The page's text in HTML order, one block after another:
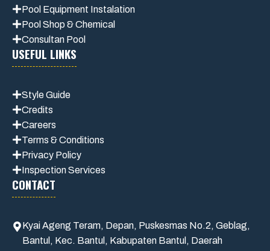
Pool Equipment Instalation
Pool Shop & Chemical
Consultan Pool
USEFUL LINKS
Style Guide
Credits
Careers
Terms & Conditions
Privacy Policy
Inspection Services
CONTACT
Kyai Ageng Teram, Depan, Puskesmas No.2, Geblag,
Bantul, Kec. Bantul, Kabupaten Bantul, Daerah